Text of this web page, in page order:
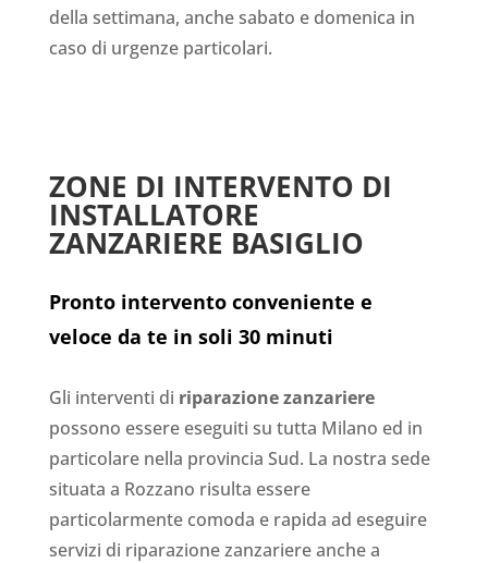
della settimana, anche sabato e domenica in
caso di urgenze particolari.
ZONE DI INTERVENTO DI
INSTALLATORE
ZANZARIERE BASIGLIO
Pronto intervento conveniente e
veloce da te in soli 30 minuti
Gli interventi di riparazione zanzariere
possono essere eseguiti su tutta Milano ed in
particolare nella provincia Sud. La nostra sede
situata a Rozzano risulta essere
particolarmente comoda e rapida ad eseguire
servizi di riparazione zanzariere anche a